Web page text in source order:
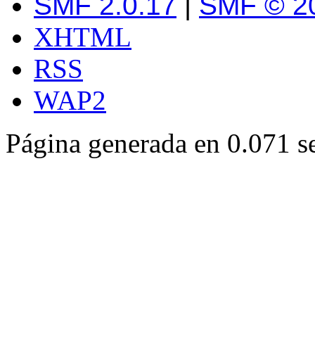
XHTML
RSS
WAP2
Página generada en 0.071